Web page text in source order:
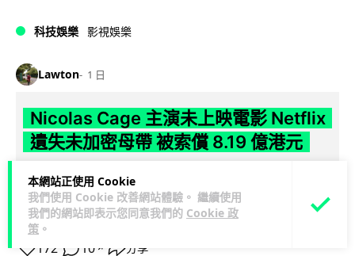
本網站正使用 Cookie
我們使用 Cookie 改善網站體驗。 繼續使用
我們的網站即表示您同意我們的 Cookie 政
策 。
科技娛樂 影視娛樂
Lawton 1 日
Nicolas Cage 主演未上映電影 Netflix
遺失未加密母帶 被索償 8.19 億港元
【唔見未加密母帶咁大件事】Netflix 洛杉磯辦公室被竊，未上
映的 Nicolas Cage 電影《Fortitude》母帶亦告失蹤。電影...
閱讀全文
172 10 ↗ 分享